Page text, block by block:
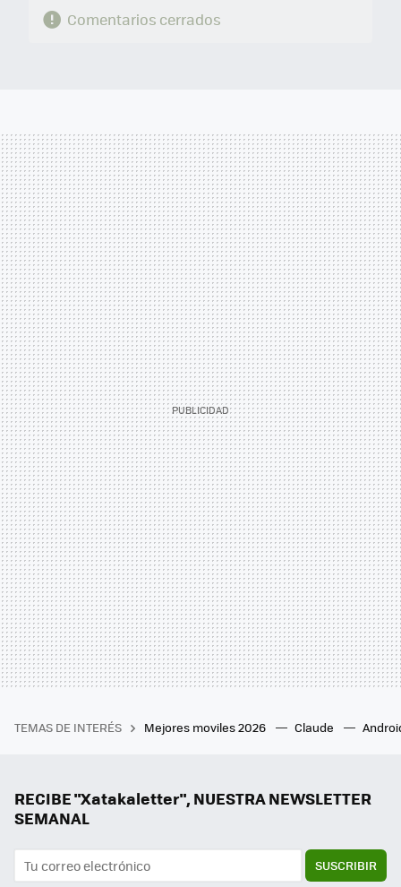
Comentarios cerrados
TEMAS DE INTERÉS Mejores moviles 2026 Claude
RECIBE "Xatakaletter", NUESTRA NEWSLETTER
SEMANAL
SUSCRIBIR